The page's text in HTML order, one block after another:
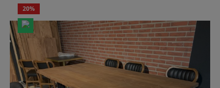
Verbindung Weitere Maße und Farben auf
Anfrage!
20%